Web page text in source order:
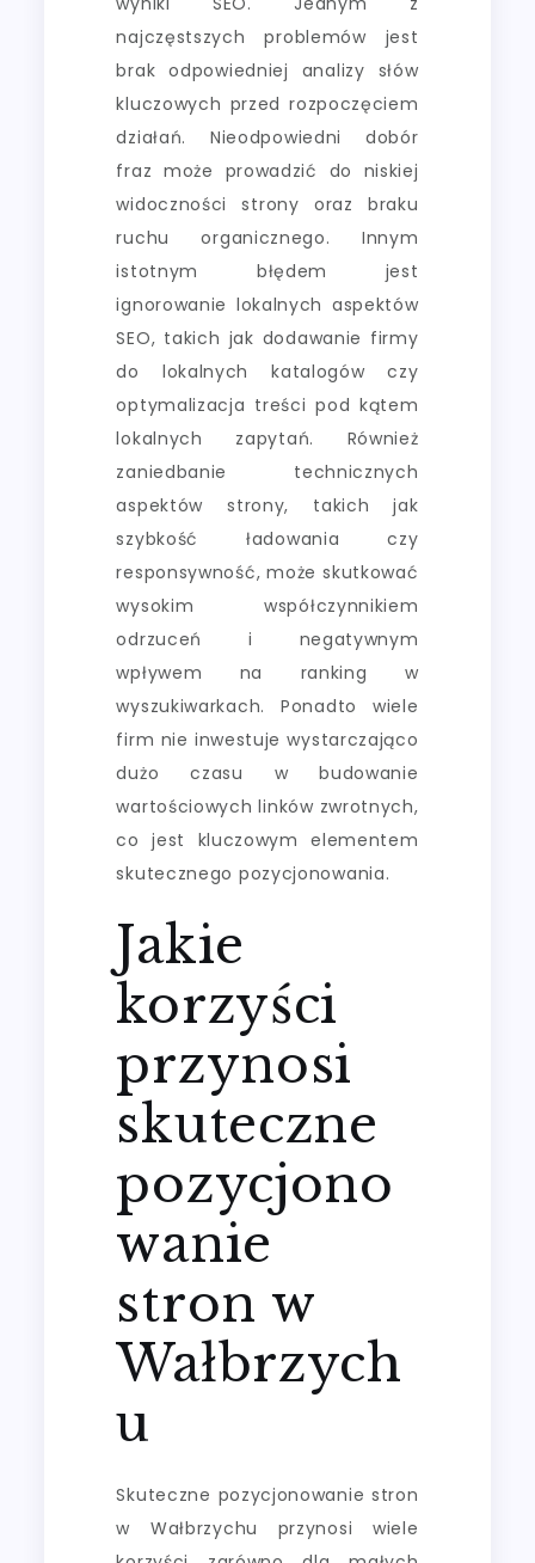
najczęstszych problemów jest
brak odpowiedniej analizy słów
kluczowych przed rozpoczęciem
działań. Nieodpowiedni dobór
fraz może prowadzić do niskiej
widoczności strony oraz braku
ruchu organicznego. Innym
istotnym błędem jest
ignorowanie lokalnych aspektów
SEO, takich jak dodawanie firmy
do lokalnych katalogów czy
optymalizacja treści pod kątem
lokalnych zapytań. Również
zaniedbanie technicznych
aspektów strony, takich jak
szybkość ładowania czy
responsywność, może skutkować
wysokim współczynnikiem
odrzuceń i negatywnym
wpływem na ranking w
wyszukiwarkach. Ponadto wiele
firm nie inwestuje wystarczająco
dużo czasu w budowanie
wartościowych linków zwrotnych,
co jest kluczowym elementem
skutecznego pozycjonowania.
Jakie
korzyści
przynosi
skuteczne
pozycjono
wanie
stron w
Wałbrzych
u
Skuteczne pozycjonowanie stron
w Wałbrzychu przynosi wiele